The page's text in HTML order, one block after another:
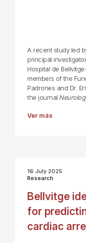
A recent study led
principal
Hospital de
members of the
Padrones and Dr.
the journal
Ver más
16 July 2025
Research
Bellvitge
for
cardiac